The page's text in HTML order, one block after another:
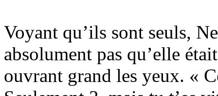
Voyant qu’ils sont seuls,
absolument pas qu’elle
ouvrant grand les yeux. «